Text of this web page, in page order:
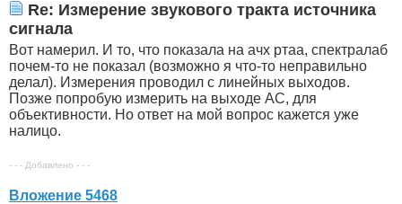
Re: Измерение звукового тракта источника
сигнала
Вот намерил. И то, что показала на ачх ртаа, спектралаб
почем-то не показал (возможно я что-то неправильно
делал). Измерения проводил с линейных выходов.
Позже попробую измерить на выходе АС, для
объективности. Но ответ на мой вопрос кажется уже
налицо.
- - - Добавлено - - -
Вложение 5468